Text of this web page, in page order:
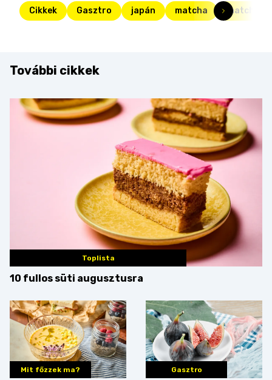
Cikkek Gasztro japán matcha matcha
További cikkek
Toplista
10 fullos süti augusztusra
Mit főzzek ma? Gasztro